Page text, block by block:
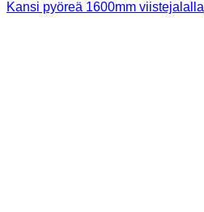
Kansi pyöreä 1600mm viistejalalla